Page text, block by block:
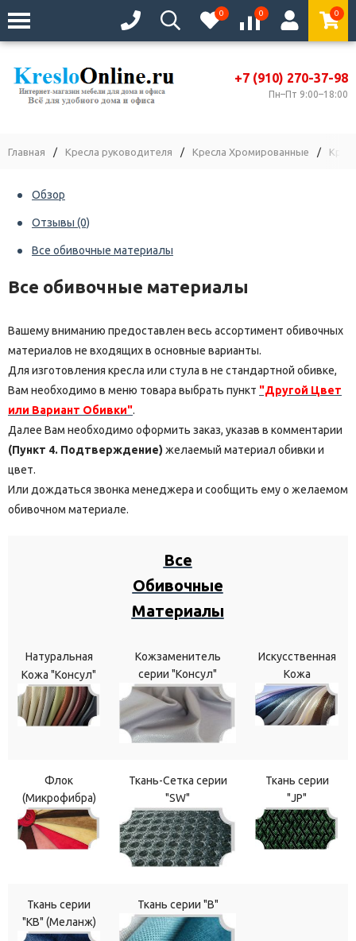
0 0 0
+7 (910) 270-37-98
Пн–Пт 9:00–18:00
Главная / Кресла руководителя / Кресла Хромированные /
Обзор
Отзывы (0)
Все обивочные материалы
Все обивочные материалы
Вашему вниманию предоставлен весь ассортимент обивочных
материалов не входящих в основные варианты.
Для изготовления кресла или стула в не стандартной обивке,
Вам необходимо в меню товара выбрать пункт "Другой Цвет
или Вариант Обивки".
Далее Вам необходимо оформить заказ, указав в комментарии
(Пункт 4. Подтверждение) желаемый материал обивки и
цвет.
Или дождаться звонка менеджера и сообщить ему о желаемом
обивочном материале.
Все
Обивочные
Материалы
Натуральная
Кожа "Консул"
Кожзаменитель
серии "Консул"
Искусственная
Кожа
Флок
(Микрофибра)
Ткань-Сетка серии
"SW"
Ткань серии
"JP"
Ткань серии
"КВ" (Меланж)
Ткань серии "В"